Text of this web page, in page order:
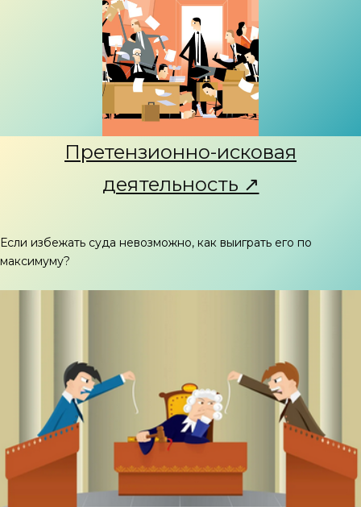
Претензионно-исковая
деятельность ↗
Если избежать суда невозможно, как выиграть его по
максимуму?